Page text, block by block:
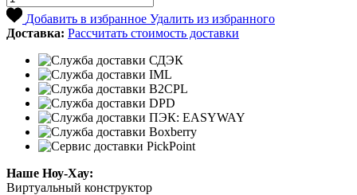
Добавить в избранное Удалить из избранного
Доставка: Рассчитать стоимость доставки
Наше Ноу-Хау:
Виртуальный конструктор